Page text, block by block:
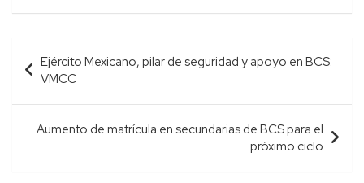
Navegación
de
entradas
Ejército Mexicano, pilar de seguridad y apoyo en BCS:
VMCC
Aumento de matrícula en secundarias de BCS para el
próximo ciclo